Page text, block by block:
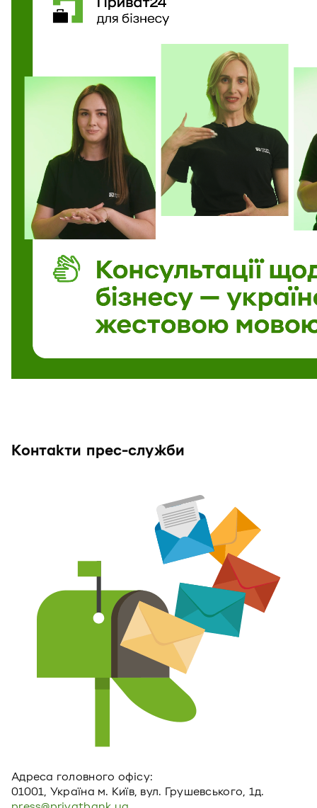
Контакти прес-служби
Адреса головного офiсу:
01001, Україна м. Київ, вул. Грушевського, 1д.